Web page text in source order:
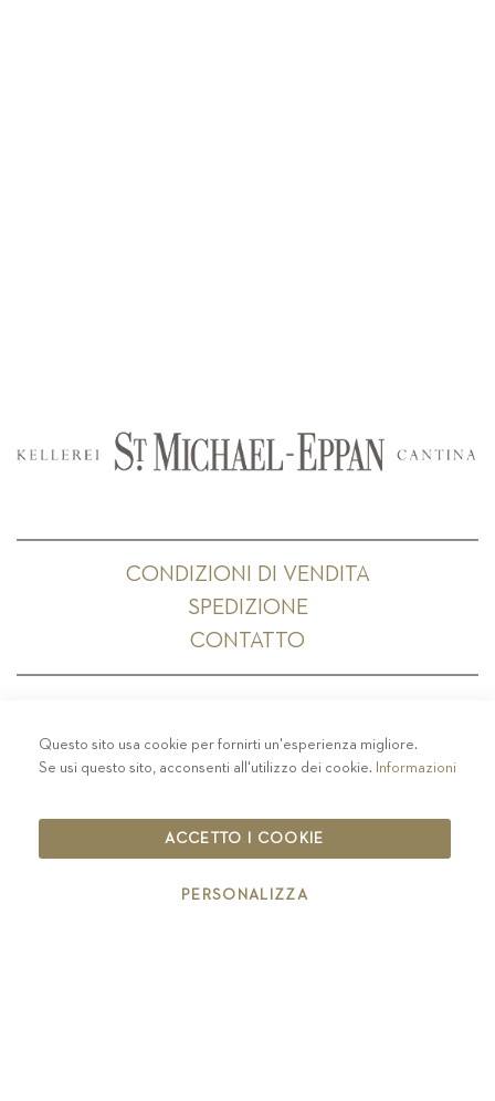
CONDIZIONI DI VENDITA
SPEDIZIONE
CONTATTO
PRIVACY-COLOPHON - COOKIE POLICY
CODICE ETICO
IT00126670215
Questo sito usa cookie per fornirti un'esperienza migliore.
Se usi questo sito, acconsenti all'utilizzo dei cookie. Informazioni
ACCETTO I COOKIE
PERSONALIZZA